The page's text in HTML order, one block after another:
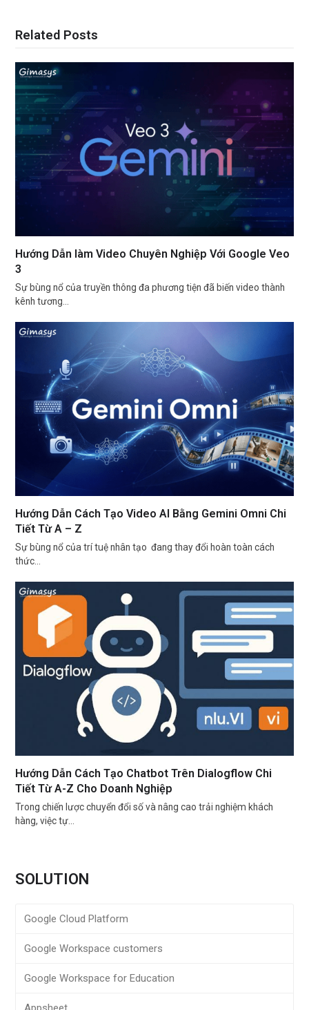
Related Posts
Hướng Dẫn làm Video Chuyên Nghiệp Với Google Veo
3
Sự bùng nổ của truyền thông đa phương tiện đã biến video thành
kênh tương…
Hướng Dẫn Cách Tạo Video AI Bằng Gemini Omni Chi
Tiết Từ A – Z
Sự bùng nổ của trí tuệ nhân tạo đang thay đổi hoàn toàn cách
thức…
Hướng Dẫn Cách Tạo Chatbot Trên Dialogflow Chi
Tiết Từ A-Z Cho Doanh Nghiệp
Trong chiến lược chuyển đổi số và nâng cao trải nghiệm khách
hàng, việc tự…
SOLUTION
Google Cloud Platform
Google Workspace customers
Google Workspace for Education